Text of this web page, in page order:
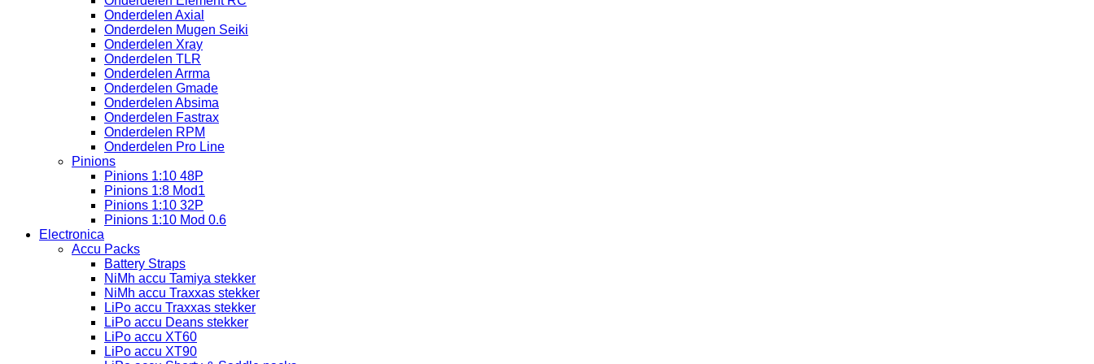
Onderdelen Axial
Onderdelen Mugen Seiki
Onderdelen Xray
Onderdelen TLR
Onderdelen Arrma
Onderdelen Gmade
Onderdelen Absima
Onderdelen Fastrax
Onderdelen RPM
Onderdelen Pro Line
Pinions
Pinions 1:10 48P
Pinions 1:8 Mod1
Pinions 1:10 32P
Pinions 1:10 Mod 0.6
Electronica
Accu Packs
Battery Straps
NiMh accu Tamiya stekker
NiMh accu Traxxas stekker
LiPo accu Traxxas stekker
LiPo accu Deans stekker
LiPo accu XT60
LiPo accu XT90